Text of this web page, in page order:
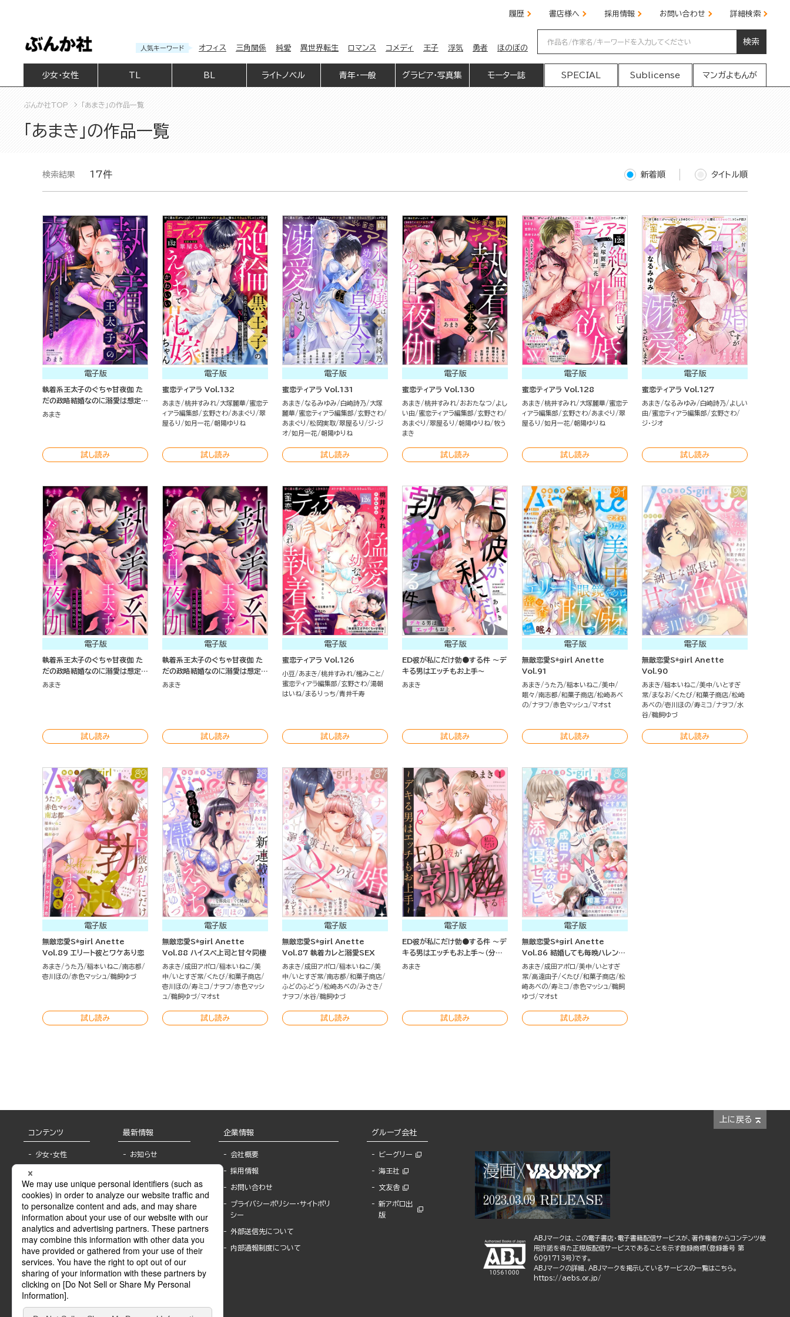
履歴 書店様へ 採用情報 お問い合わせ 詳細検索
人気キーワード オフィス 三角関係 純愛 異世界転生 ロマンス コメディ 王子 浮気 勇者 ほのぼの
検索
少女・女性 BL ライトノベル 青年・一般 グラビア・写真集 モーター誌 SPECIAL Sublicense マンガよもんが
ぶんか社TOP 「あまき」の作品一覧
「あまき」の作品一覧
検索結果 17件 新着順 タイトル順
電子版
執着系王太子のぐちゃ甘夜伽 た
だの政略結婚なのに溺愛は想定外
です
あまき
試し読み
電子版
蜜恋ティアラ Vol.132
あまき 桃井すみれ 大塚麗華
蜜恋テ
ィアラ編集部
玄野さわ あまぐり
翠
屋るり
如月一花 朝陽ゆりね
試し読み
電子版
蜜恋ティアラ Vol.131
あまき なるみゆみ 白崎詩乃
大塚
麗華
蜜恋ティアラ編集部
玄野さわ
あまぐり
松岡実取 翠屋るり
ジ・ジ
オ 如月一花 朝陽ゆりね
試し読み
電子版
蜜恋ティアラ Vol.130
あまき 桃井すみれ おおたなつ
よし
い由
蜜恋ティアラ編集部
玄野さわ
あまぐり
翠屋るり 朝陽ゆりね
牧う
まき
試し読み
電子版
蜜恋ティアラ Vol.128
あまき 桃井すみれ 大塚麗華
蜜恋テ
ィアラ編集部
玄野さわ あまぐり
翠
屋るり
如月一花 朝陽ゆりね
試し読み
電子版
蜜恋ティアラ Vol.127
あまき なるみゆみ 白崎詩乃
よしい
由
蜜恋ティアラ編集部
玄野さわ
ジ・ジオ
試し読み
電子版
執着系王太子のぐちゃ甘夜伽 た
だの政略結婚なのに溺愛は想定外
です（分冊版）
あまき
試し読み
電子版
執着系王太子のぐちゃ甘夜伽 た
だの政略結婚なのに溺愛は想定外
です（分冊版）
あまき
試し読み
電子版
蜜恋ティアラ Vol.126
小豆 あまき 桃井すみれ
櫁みこと
蜜恋ティアラ編集部
玄野さわ 湯朝
はいね
まるりっち 青井千寿
試し読み
電子版
ED彼が私にだけ勃●する件 ～デ
キる男はエッチもお上手～
あまき
試し読み
電子版
無敵恋愛S*girl Anette
Vol.91
あまき うた乃 稲本いねこ
美中
眠々
南志都 和菓子商店 松崎あべ
の ナヲフ 赤色マッシュ マオst
試し読み
電子版
無敵恋愛S*girl Anette
Vol.90
あまき 稲本いねこ 美中
いとすぎ
常
まなお くたび 和菓子商店 松崎
あべの 壱川ほの 寿ミコ ナヲフ
水
谷 鵜飼ゆづ
試し読み
電子版
無敵恋愛S*girl Anette
Vol.89 エリート彼とワケあり恋
あまき うた乃 稲本いねこ
南志都
壱川ほの 赤色マッシュ 鵜飼ゆづ
試し読み
電子版
無敵恋愛S*girl Anette
Vol.88 ハイスペ上司と甘々同棲
あまき 成田アポロ 稲本いねこ
美
中
いとすぎ常 くたび 和菓子商店
壱川ほの 寿ミコ ナヲフ
赤色マッシ
ュ
鵜飼ゆづ マオst
試し読み
電子版
無敵恋愛S*girl Anette
Vol.87 執着カレと溺愛SEX
あまき 成田アポロ 稲本いねこ
美
中
いとすぎ常 南志都
和菓子商店
ふどのふどう
松崎あべの みさき
ナヲフ
水谷 鵜飼ゆづ
試し読み
電子版
ED彼が私にだけ勃●する件 ～デ
キる男はエッチもお上手～（分冊
版）
あまき
試し読み
電子版
無敵恋愛S*girl Anette
Vol.86 結婚しても毎晩ハレンチ
♪
あまき 成田アポロ 美中
いとすぎ
常 高遠由子 くたび 和菓子商店 松
崎あべの 寿ミコ 赤色マッシュ
鵜飼
ゆづ マオst
試し読み
上に戻る
コンテンツ
少女・女性
BL
ライトノベル
青年・一般
グラビア・写真
モーター誌
SPECIAL
Sublicense
最新情報
お知らせ
報
書店様へ
海外ライセンシー
公式SNSアカウ
ント
作家一覧
Keyword list
企業情報
会社概要
採用情報
お問い合わせ
プライバシーポリシー・サイトポリ
シー
外部送信先について
内部通報制度について
グループ会社
ビーグリー
海王社
文友舎
新アポロ出
版
ABJマークは、この電子書店・電子書籍配信サービスが、著作権者からコンテンツ使
用許諾を得た正規版配信サービスであることを示す登録商標(登録番号 第
6091713号)です。
ABJマークの詳細、ABJマークを掲示しているサービスの一覧はこちら。
https://aebs.or.jp/